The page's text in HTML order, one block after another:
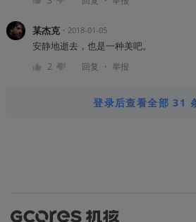
某杰克・ 2018-01-05
安静地逝去，也是一种美吧。
2 回复 ・ 举报
登录后查看全部 31